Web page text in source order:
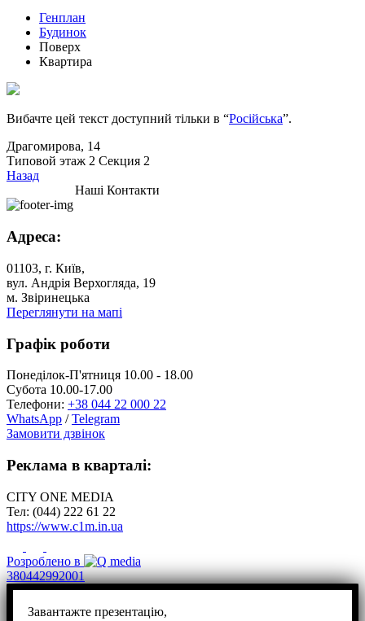
Генплан
Будинок
Поверх
Квартира
Вибачте цей текст доступний тільки в “Російська”.
Драгомирова, 14
Типовой этаж 2 Секция 2
Назад
Наші Контакти
Адреса:
01103, г. Київ,
вул. Андрія Верхогляда, 19
м. Звіринецька
Переглянути на мапі
Графік роботи
Понеділок-П'ятниця 10.00 - 18.00
Субота 10.00-17.00
Телефони: +38 044 22 000 22
WhatsApp /Telegram
Замовити дзвінок
Реклама в кварталі:
CITY ONE MEDIA
Тел: (044) 222 61 22
https://www.c1m.in.ua
Розроблено в
380442992001
Завантажте презентацію,